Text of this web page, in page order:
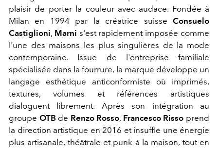
plaisir de porter la couleur avec audace. Fondée à
Milan en 1994 par la créatrice suisse Consuelo
Castiglioni, Marni s'est rapidement imposée comme
l'une des maisons les plus singulières de la mode
contemporaine. Issue de l'entreprise familiale
spécialisée dans la fourrure, la marque développe un
langage esthétique anticonformiste où imprimés,
textures, volumes et références artistiques
dialoguent librement. Après son intégration au
groupe OTBde Renzo Rosso, Francesco Risso prend
la direction artistique en 2016 et insuffle une énergie
plus artisanale, théâtrale et punk à la maison, tout en